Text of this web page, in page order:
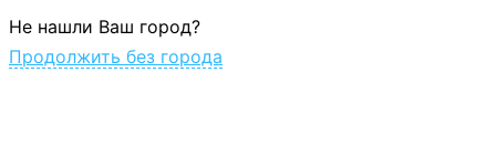
Не нашли Ваш город?
Продолжить без города